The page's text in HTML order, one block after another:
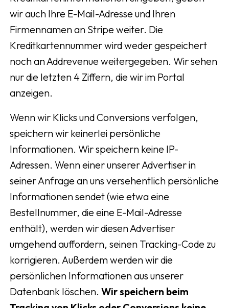
wir auch Ihre E-Mail-Adresse und Ihren
Firmennamen an Stripe weiter. Die
Kreditkartennummer wird weder gespeichert
noch an Addrevenue weitergegeben. Wir sehen
nur die letzten 4 Ziffern, die wir im Portal
anzeigen.
Wenn wir Klicks und Conversions verfolgen,
speichern wir keinerlei persönliche
Informationen. Wir speichern keine IP-
Adressen. Wenn einer unserer Advertiser in
seiner Anfrage an uns versehentlich persönliche
Informationen sendet (wie etwa eine
Bestellnummer, die eine E-Mail-Adresse
enthält), werden wir diesen Advertiser
umgehend auffordern, seinen Tracking-Code zu
korrigieren. Außerdem werden wir die
persönlichen Informationen aus unserer
Datenbank löschen. Wir speichern beim